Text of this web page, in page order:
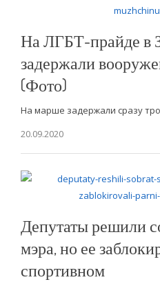
На ЛГБТ-прайде в
задержали
(Фото)
На марше задержали сразу
20.09.2020
Депутаты решили
мэра, но ее
спортивном